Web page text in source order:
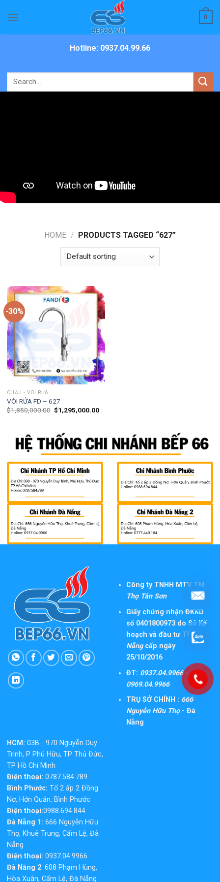
0
Hotline: 0937.04.99.66
Search
for:
HOME / PRODUCTS TAGGED “627”
-30%
CHẬU - VÒI RỬA
VÒI RỬA FD – 627
$1,850,000.00 $1,295,000.00
Công ty TNHH MTV TM
Thọ Tân Sơn
Giấy chứng nhận ĐKKD
số 0401800973 do Sở Kế
hoạch và đầu tư TPĐà
Nẵngcấp ngày
25/10/2016
ĐT: 0937.04.9966 -
0969.04.9966
TRỤ SỞ CHÍNH : 666
Nguyễn Hữu Thọ- Đà
Nẵng
HCM: 03B - 970 Nguyễn Duy
Trinh, P Phú Hữu, TP Thủ Đức,
TP Hồ Chí Minh
Điện thoại: 0787.584.789
Bình Phước: Tổ 2 ấp 2 Đồng
Nơ, Hớn Quản, Bình Phước
Điện thoại:0988.694.844
Đà Nẵng 1: 666 Nguyễn Hữu
Thọ, Khuê Trung, Cẩm Lệ, Đà
Nẵng
Điện thoại: 0937.04.9966
Đà Nẵng 2: 608 Phạm Hùng,
Hòa Xuân, Cẩm Lệ, Đà Nẵng